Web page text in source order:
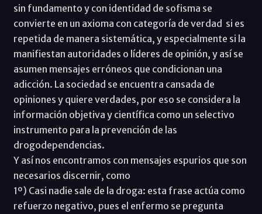
sin fundamento y con identidad de sofisma se
convierte en un axioma con categoría de verdad si es
repetida de manera sistemática, y especialmente si la
manifiestan autoridades o líderes de opinión, y así se
asumen mensajes erróneos que condicionan una
adicción. La sociedad se encuentra cansada de
opiniones y quiere verdades, por eso se considera la
información objetiva y científica como un selectivo
instrumento para la prevención de las
drogodependencias.
Y así nos encontramos con mensajes espurios que son
necesarios discernir, como
1º) Casi nadie sale de la droga: esta frase actúa como
refuerzo negativo, pues el enfermo se pregunta